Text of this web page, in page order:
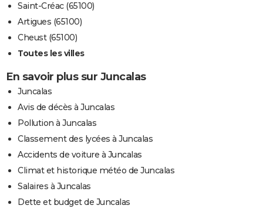
Saint-Créac (65100)
Artigues (65100)
Cheust (65100)
Toutes les villes
En savoir plus sur Juncalas
Juncalas
Avis de décès à Juncalas
Pollution à Juncalas
Classement des lycées à Juncalas
Accidents de voiture à Juncalas
Climat et historique météo de Juncalas
Salaires à Juncalas
Dette et budget de Juncalas